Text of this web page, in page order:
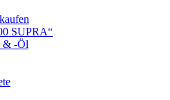
SUPRA“
& -Öl